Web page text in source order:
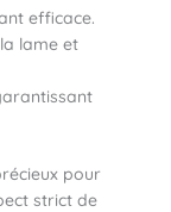
efficace.
lame et
pour
strict de